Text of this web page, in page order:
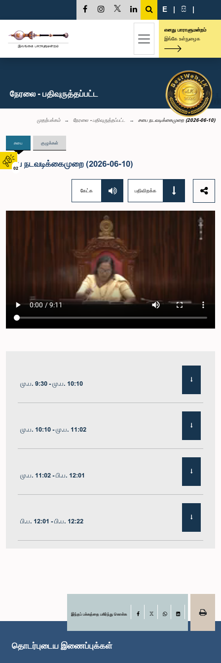
02
E | සි |
எனது பாராளுமன்றம்
இங்கே உள்நுழைக
நேரலை - பதிவுருத்தப்பட்ட
முதற்பக்கம் நேரலை - பதிவுருத்தப்பட்ட சபை நடவடிக்கைமுறை (2026-06-10)
சபை குழுக்கள்
சபை நடவடிக்கைமுறை (2026-06-10)
கேட்க பதிவிறக்க
மு.ப. 9:30 - மு.ப. 10:10
மு.ப. 10:10 - மு.ப. 11:02
மு.ப. 11:02 - பி.ப. 12:01
பி.ப. 12:01 - பி.ப. 12:22
பி.ப. 1:00 - பி.ப. 1:11இந்தப் பக்கத்தை பகிர்ந்து கொள்க Facebook
LinkedIn
தொடர்புடைய இணைப்புக்கள்